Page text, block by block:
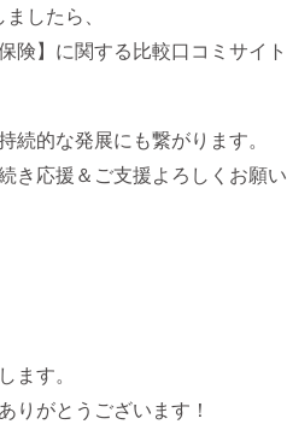
したら、
険】に関する比較口コミサイト
的な発展にも繋がります。
き応援＆ご支援よろしくお願い
す。
りがとうございます！